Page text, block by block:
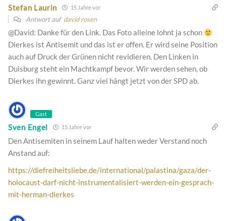
Stefan Laurin 15 Jahre vor
Antwort auf david rosen
@David: Danke für den Link. Das Foto alleine lohnt ja schon
Dierkes ist Antisemit und das ist er offen. Er wird seine Position
auch auf Druck der Grünen nicht revidieren. Den Linken in
Duisburg steht ein Machtkampf bevor. Wir werden sehen, ob
Dierkes ihn gewinnt. Ganz viel hängt jetzt von der SPD ab.
Gast
Sven Engel 15 Jahre vor
Den Antisemiten in seinem Lauf halten weder Verstand noch
Anstand auf:
https://diefreiheitsliebe.de/international/palastina/gaza/der-
holocaust-darf-nicht-instrumentalisiert-werden-ein-gesprach-
mit-herman-dierkes